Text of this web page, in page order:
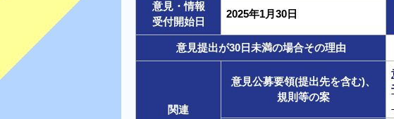
意見・情報
受付開始日
2025年1月30日
意見提出が30日未満の場合その理由
関連
意見公募要領(提出先を含む)、
規則等の案